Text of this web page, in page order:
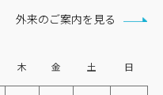
外来のご案内を見る
木 金 土 日